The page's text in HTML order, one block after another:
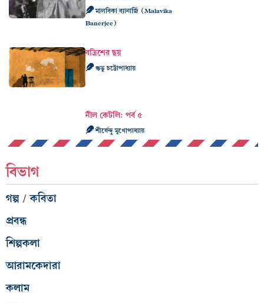
মালবিকা ব্যানার্জি (Malavika
Banerjee)
বত্রিশের ছয়
ঋভু চট্টোপাধ্যায়
নীল কেটলি: পর্ব ৫
শীর্ষেন্দু মুখোপাধ্যায়
বিভাগ
গল্প / কবিতা
প্রবন্ধ
শিল্পকলা
আরামকেদারা
কলাম